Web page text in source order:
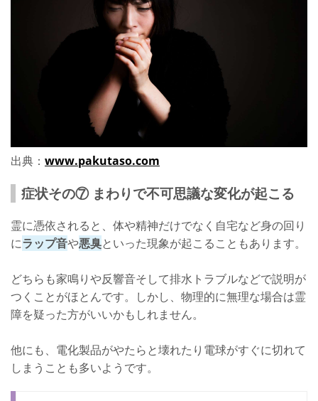
出典： www.pakutaso.com
症状その⑦ まわりで不可思議な変化が起こる
霊に憑依されると、体や精神だけでなく自宅など身の回り
にラップ音や悪臭といった現象が起こることもあります。
どちらも家鳴りや反響音そして排水トラブルなどで説明が
つくことがほとんです。しかし、物理的に無理な場合は霊
障を疑った方がいいかもしれません。
他にも、電化製品がやたらと壊れたり電球がすぐに切れて
しまうことも多いようです。